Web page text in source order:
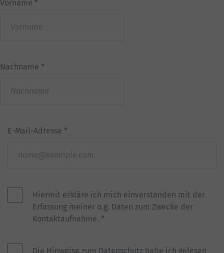
Vorname *
Nachname *
E-Mail-Adresse *
Hiermit erkläre ich mich einverstanden mit der
Erfassung meiner o.g. Daten zum Zwecke der
Kontaktaufnahme. *
Die Hinweise zum Datenschutz habe ich gelesen